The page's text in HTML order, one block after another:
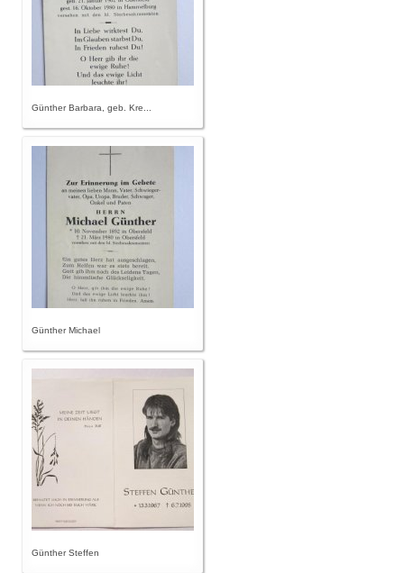
Günther Barbara, geb. Kre...
Günther Michael
Günther Steffen